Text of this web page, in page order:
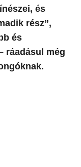
és
rész”,
és
ráadásul még